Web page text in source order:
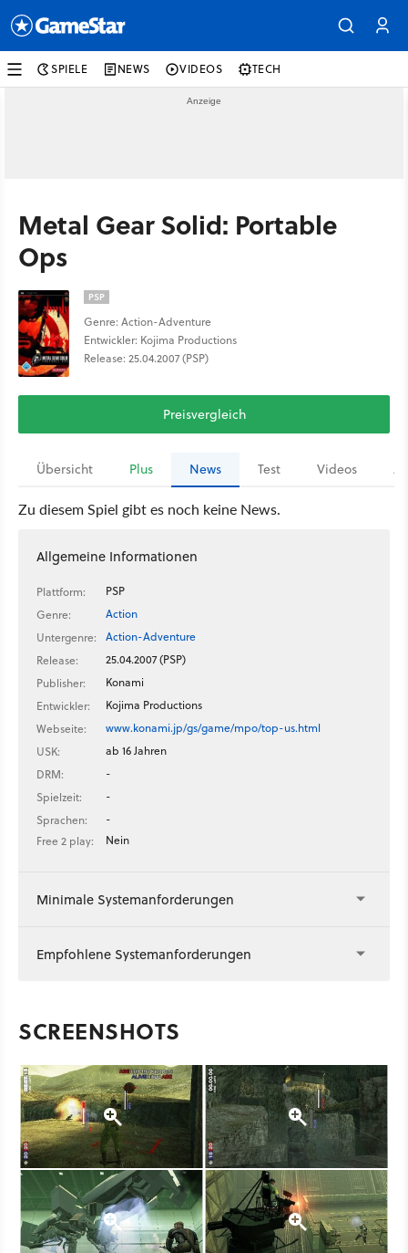
SPIELE NEWS VIDEOS TECH
Metal Gear Solid: Portable
Ops
PSP
Genre: Action-Adventure
Entwickler: Kojima Productions
Release: 25.04.2007 (PSP)
Preisvergleich
Übersicht Plus News Test Videos
Zu diesem Spiel gibt es noch keine News.
Allgemeine Informationen
Plattform:
PSP
Genre:
Action
Untergenre:
Action-Adventure
Release:
25.04.2007 (PSP)
Publisher:
Konami
Entwickler:
Kojima Productions
Webseite:
www.konami.jp/gs/game/mpo/top-us.html
USK:
ab 16 Jahren
DRM:
-
Spielzeit:
-
Sprachen:
-
Free 2 play:
Nein
Minimale Systemanforderungen
Empfohlene Systemanforderungen
SCREENSHOTS